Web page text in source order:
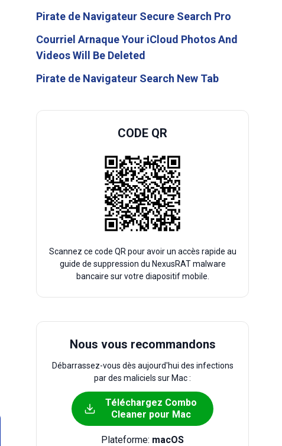
Pirate de Navigateur Secure Search Pro
Courriel Arnaque Your iCloud Photos And
Videos Will Be Deleted
Pirate de Navigateur Search New Tab
CODE QR
Scannez ce code QR pour avoir un accès rapide au
guide de suppression du NexusRAT malware
bancaire sur votre diapositif mobile.
Nous vous recommandons
Débarrassez-vous dès aujourd'hui des infections
par des maliciels sur Mac :
Téléchargez Combo
Cleaner pour Mac
Plateforme: macOS